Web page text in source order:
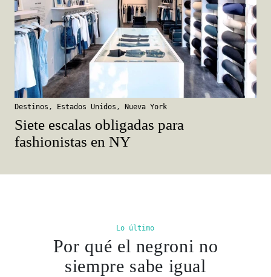
Destinos , Estados Unidos , Nueva York
Siete escalas obligadas para
fashionistas en NY
Lo último
Por qué el negroni no
siempre sabe igual